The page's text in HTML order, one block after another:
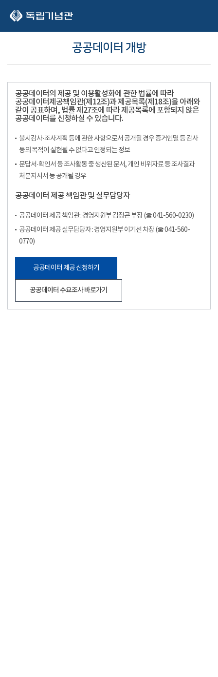
공공데이터 개방
공공데이터의 제공 및 이용활성화에 관한 법률에 따라
공공데이터제공책임관(제12조)과 제공목록(제18조)을 아래와
같이 공표하며, 법률 제27조에 따라 제공목록에 포함되지 않은
공공데이터를 신청하실 수 있습니다.
불시감사·조사계획 등에 관한 사항으로서 공개될 경우 증거인멸 등 감사
등의 목적이 실현될 수 없다고 인정되는 정보
문답서·확인서 등 조사활동 중 생산된 문서, 개인 비위자료 등 조사결과
처분지시서 등 공개될 경우
공공데이터 제공 책임관 및 실무담당자
공공데이터 제공 책임관 : 경영지원부 김정곤 부장 (☎ 041-560-0230)
공공데이터 제공 실무담당자 : 경영지원부 이기선 차장 (☎ 041-560-
0770)
공공데이터 제공 신청하기
공공데이터 수요조사 바로가기